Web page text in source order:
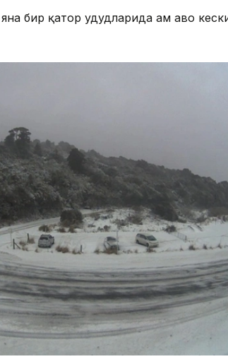
бир қатор ҳудудларида ҳам ҳаво